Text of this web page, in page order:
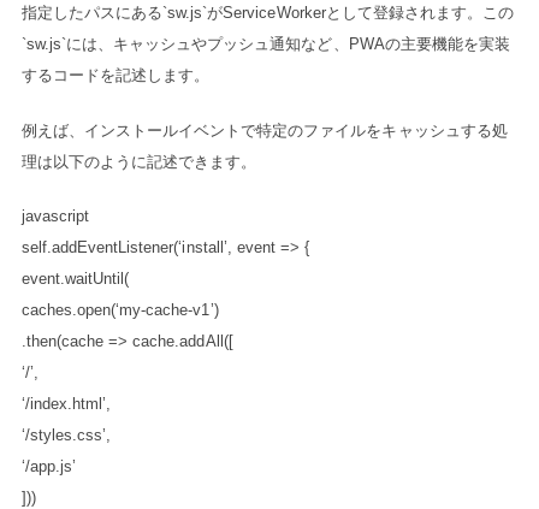
指定したパスにある`sw.js`がServiceWorkerとして登録されます。この
`sw.js`には、キャッシュやプッシュ通知など、PWAの主要機能を実装
するコードを記述します。
例えば、インストールイベントで特定のファイルをキャッシュする処
理は以下のように記述できます。
javascript
self.addEventListener(‘install’, event => {
event.waitUntil(
caches.open(‘my-cache-v1’)
.then(cache => cache.addAll([
‘/’,
‘/index.html’,
‘/styles.css’,
‘/app.js’
]))